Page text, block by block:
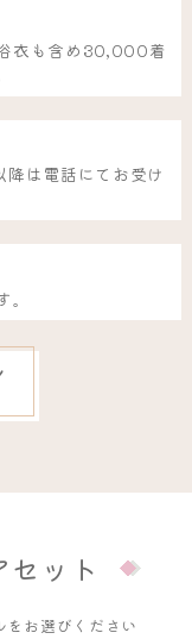
衣も含め30,000着
は電話にてお受け
ット
お選びください